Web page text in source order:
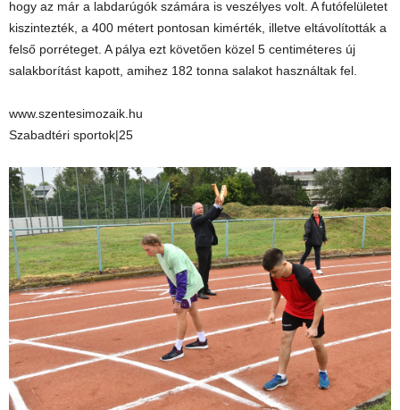
hogy az már a labdarúgók számára is veszélyes volt. A futófelületet
kiszintezték, a 400 métert pontosan kimérték, illetve eltávolították a
felső porréteget. A pálya ezt követően közel 5 centiméteres új
salakborítást kapott, amihez 182 tonna salakot használtak fel.
www.szentesimozaik.hu
Szabadtéri sportok|25